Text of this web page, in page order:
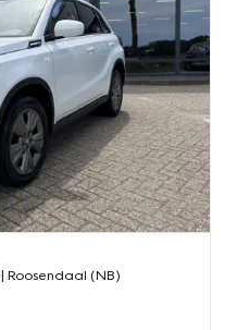
| Roosendaal (NB)